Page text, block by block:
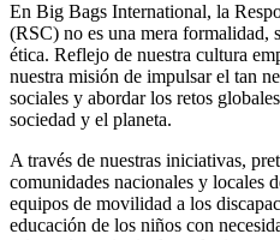
En Big Bags International, la
(RSC) no es una mera formalidad,
ética. Reflejo de nuestra cultura
nuestra misión de impulsar el tan
sociales y abordar los retos
sociedad y el planeta.
A través de nuestras iniciativas,
comunidades nacionales y locales
equipos de movilidad a los
educación de los niños con